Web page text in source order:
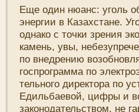
Еще один нюанс: уголь
энергии в Казахстане.
однако с точки зрени­я
камень, увы,
по внедрени­ю
госпрограмма по
тельного директора по
Едильбаевой, цифры и
законодательством, не